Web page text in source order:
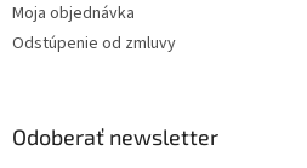
Moja objednávka
Odstúpenie od zmluvy
Odoberať newsletter